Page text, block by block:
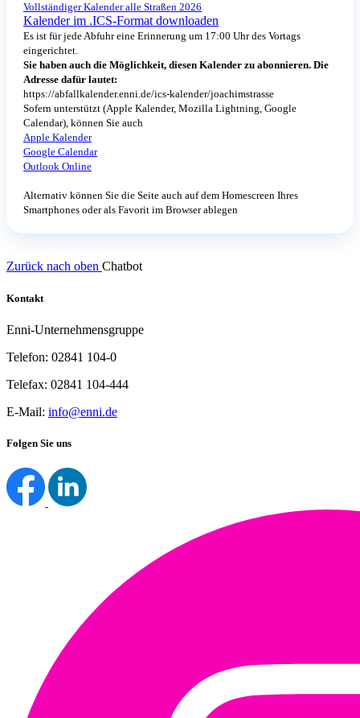
Vollständiger Kalender alle Straßen 2026
Kalender im .ICS-Format downloaden
Es ist für jede Abfuhr eine Erinnerung um 17:00 Uhr des Vortags
eingerichtet.
Sie haben auch die Möglichkeit, diesen Kalender zu abonnieren. Die
Adresse dafür lautet:
https://abfallkalender.enni.de/ics-kalender/joachimstrasse
Sofern unterstützt (Apple Kalender, Mozilla Lightning, Google
Calendar), können Sie auch
Apple Kalender
Google Calendar
Outlook Online
Alternativ können Sie die Seite auch auf dem Homescreen Ihres
Smartphones oder als Favorit im Browser ablegen
Zurück nach oben Chatbot
Kontakt
Enni-Unternehmensgruppe
Telefon: 02841 104-0
Telefax: 02841 104-444
E-Mail: info@enni.de
Folgen Sie uns